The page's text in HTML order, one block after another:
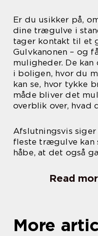
Er du usikker på,
dine trægulve i
tager kontakt til et
Gulvkanonen – og
muligheder. De
i boligen, hvor du
kan se, hvor tykke
måde bliver det
overblik over, hvad
Afslutningsvis siger
fleste trægulve kan
håbe, at det også
Read
More